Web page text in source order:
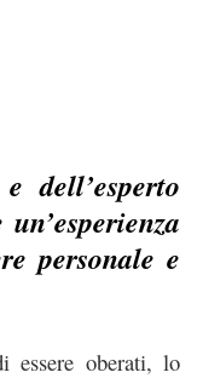
e dell’esperto
personale e
essere oberati, lo